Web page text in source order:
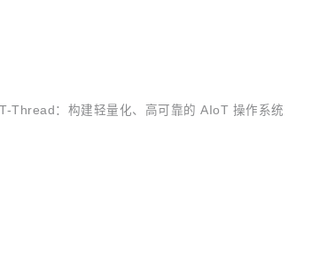
Thread：构建轻量化、高可靠的 AIoT 操作系统